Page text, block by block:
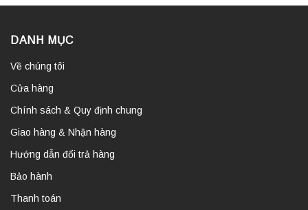
DANH MỤC
Về chúng tôi
Cửa hàng
Chính sách & Quy định chung
Giao hàng & Nhận hàng
Hướng dẫn đổi trả hàng
Bảo hành
Thanh toán